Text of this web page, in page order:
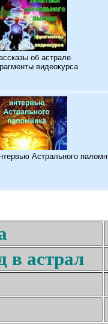
об астрале.
видеокурса
Астрального
в астрал